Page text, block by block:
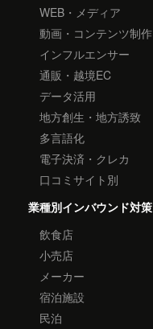
WEB・メディア
動画・コンテンツ制作
インフルエンサー
通販・越境EC
データ活用
地方創生・地方誘致
多言語化
電子決済・クレカ
口コミサイト別
業種別インバウンド対策
飲食店
小売店
メーカー
宿泊施設
民泊